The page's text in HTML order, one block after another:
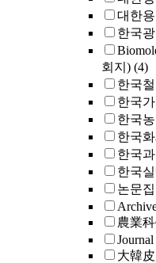
대한용
한국
회지) (4)
한국
한국
한국
한국
한국
한국
논문집
農業
大韓